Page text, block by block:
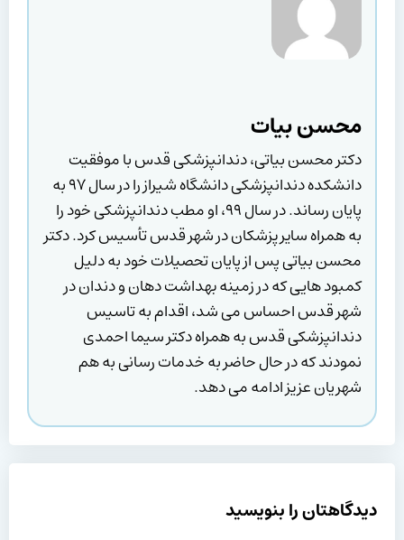
محسن بیات
دکتر محسن بیاتی، دندانپزشکی قدس با موفقیت
دانشکده دندانپزشکی دانشگاه شیراز را در سال ۹۷ به
پایان رساند. در سال ۹۹، او مطب دندانپزشکی خود را
به همراه سایر پزشکان در شهر قدس تأسیس کرد. دکتر
محسن بیاتی پس از پایان تحصیلات خود به دلیل
کمبود هایی که در زمینه بهداشت دهان و دندان در
شهر قدس احساس می شد، اقدام به تاسیس
دندانپزشکی قدس به همراه دکتر سیما احمدی
نمودند که در حال حاضر به خدمات رسانی به هم
شهریان عزیز ادامه می دهد.
دیدگاهتان را بنویسید